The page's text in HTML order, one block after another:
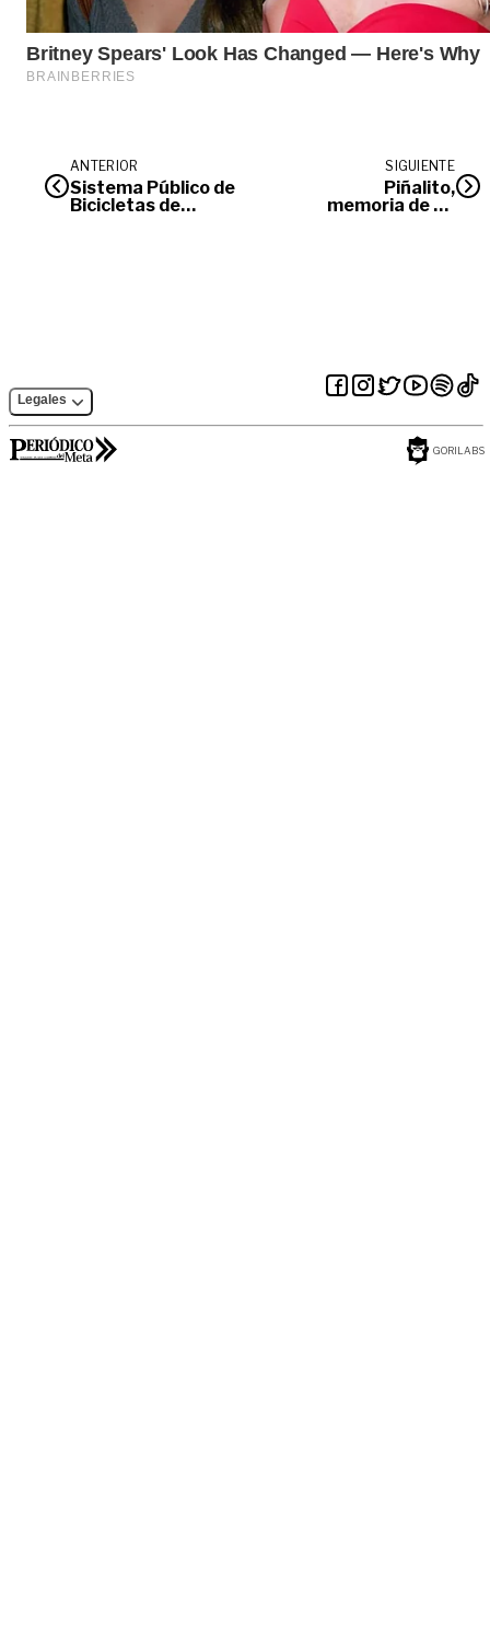
ANTERIOR
Sistema Público de
Bicicletas de
SIGUIENTE
Piñalito,
memoria de un
Legales
GORILABS